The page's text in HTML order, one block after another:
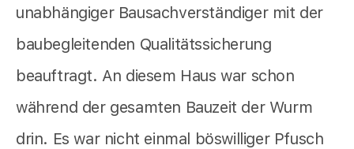
unabhängiger Bausachverständiger mit der
baubegleitenden Qualitätssicherung
beauftragt. An diesem Haus war schon
während der gesamten Bauzeit der Wurm
drin. Es war nicht einmal böswilliger Pfusch